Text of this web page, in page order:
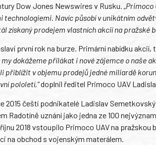
Dow Jones Newswires v Rusku.
technologiemi. Navíc působí v unikátním
získaný prodejem vlastních akcií na pražské
první rok na burze. Primární nabídku
dokážeme přilákat i nové zájemce o naše
přiblížit v objemu prodejů jedné miliardě
pololetí,“doplnil ředitel Primoco UAV
2015 čeští podnikatelé Ladislav
Radotíně uznání jako jedna ze 100
2018 vstoupilo Primoco UAV na
na obchod s vojenským materálem.